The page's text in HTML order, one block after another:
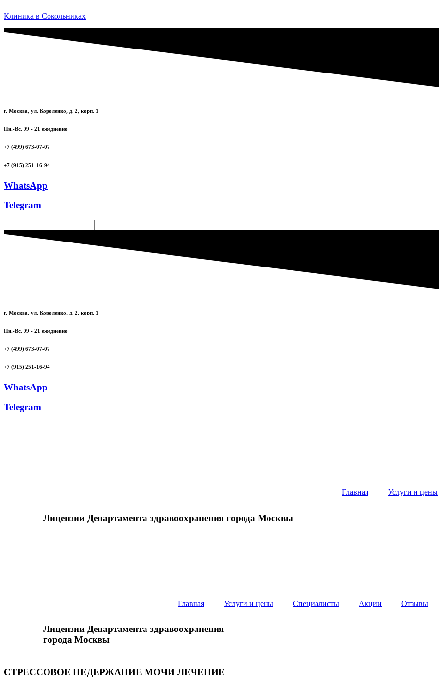
Клиника в Сокольниках
г. Москва, ул. Короленко, д. 2, корп. 1
Пн.-Вс. 09 - 21 ежедневно
+7 (499) 673-07-07
+7 (915) 251-16-94
WhatsApp
Telegram
г. Москва, ул. Короленко, д. 2, корп. 1
Пн.-Вс. 09 - 21 ежедневно
+7 (499) 673-07-07
+7 (915) 251-16-94
WhatsApp
Telegram
Главная Услуги и цены
Лицензии Департамента здравоохранения города Москвы
Главная Услуги и цены Специалисты Акции Отзывы
Лицензии Департамента здравоохранения
города Москвы
СТРЕССОВОЕ НЕДЕРЖАНИЕ МОЧИ ЛЕЧЕНИЕ